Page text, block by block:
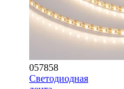
057858
Светодиодная